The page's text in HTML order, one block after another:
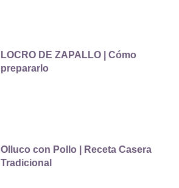
LOCRO DE ZAPALLO | Cómo
prepararlo
Olluco con Pollo | Receta Casera
Tradicional